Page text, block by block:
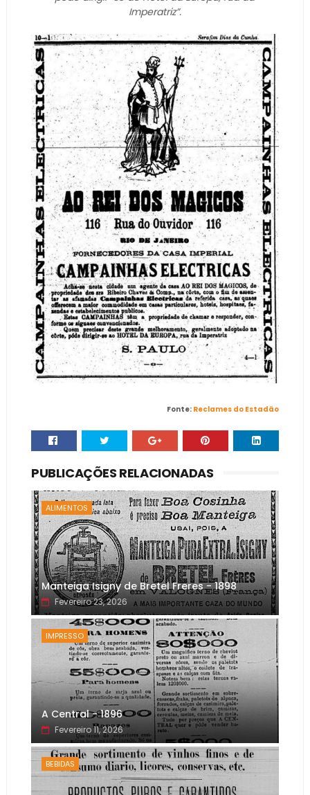
Imperatriz”.
Fonte: Reclames do Estadão
PUBLICAÇÕES RELACIONADAS
ALIMENTOS
Manteiga Isigny de Bretel Freres - 1898
Fevereiro 23, 2026
IMPRESSO
A Central - 1896
Fevereiro 11, 2026
BEBIDAS